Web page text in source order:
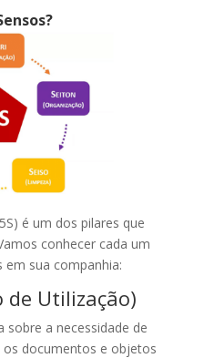
é um dos pilares que
conhecer cada um
em sua companhia:
de Utilização)
sobre a necessidade de
documentos e objetos